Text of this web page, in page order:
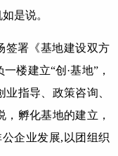
是说。
签署《基地建设双方
楼建立“创·基地”，
指导、政策咨询、
孵化基地的建立，
企业发展,以团组织